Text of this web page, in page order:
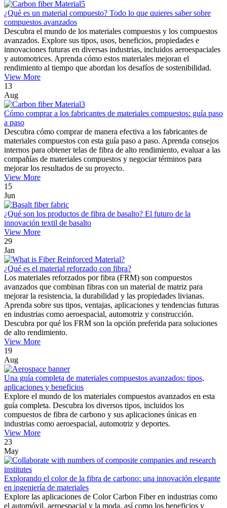
¿Qué es un material compuesto? Todo lo que quieres saber sobre
compuestos avanzados
Descubra el mundo de los materiales compuestos y los compuestos
avanzados. Explore sus tipos, usos, beneficios, propiedades e
innovaciones futuras en diversas industrias, incluidos aeroespaciales
y automotrices. Aprenda cómo estos materiales mejoran el
rendimiento al tiempo que abordan los desafíos de sostenibilidad.
View More
13
Aug
Cómo comprar a los fabricantes de materiales compuestos: guía paso
a paso
Descubra cómo comprar de manera efectiva a los fabricantes de
materiales compuestos con esta guía paso a paso. Aprenda consejos
internos para obtener telas de fibra de alto rendimiento, evaluar a las
compañías de materiales compuestos y negociar términos para
mejorar los resultados de su proyecto.
View More
15
Jun
¿Qué son los productos de fibra de basalto? El futuro de la
innovación textil de basalto
View More
29
Jan
¿Qué es el material reforzado con fibra?
Los materiales reforzados por fibra (FRM) son compuestos
avanzados que combinan fibras con un material de matriz para
mejorar la resistencia, la durabilidad y las propiedades livianas.
Aprenda sobre sus tipos, ventajas, aplicaciones y tendencias futuras
en industrias como aeroespacial, automotriz y construcción.
Descubra por qué los FRM son la opción preferida para soluciones
de alto rendimiento.
View More
19
Aug
Una guía completa de materiales compuestos avanzados: tipos,
aplicaciones y beneficios
Explore el mundo de los materiales compuestos avanzados en esta
guía completa. Descubra los diversos tipos, incluidos los
compuestos de fibra de carbono y sus aplicaciones únicas en
industrias como aeroespacial, automotriz y deportes.
View More
23
May
Explorando el color de la fibra de carbono: una innovación elegante
en ingeniería de materiales
Explore las aplicaciones de Color Carbon Fiber en industrias como
el automóvil, aeroespacial y la moda, así como los beneficios y